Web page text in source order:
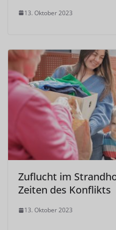
13. Oktober 2023
Zuflucht im
Zeiten des Konflikts
13. Oktober 2023